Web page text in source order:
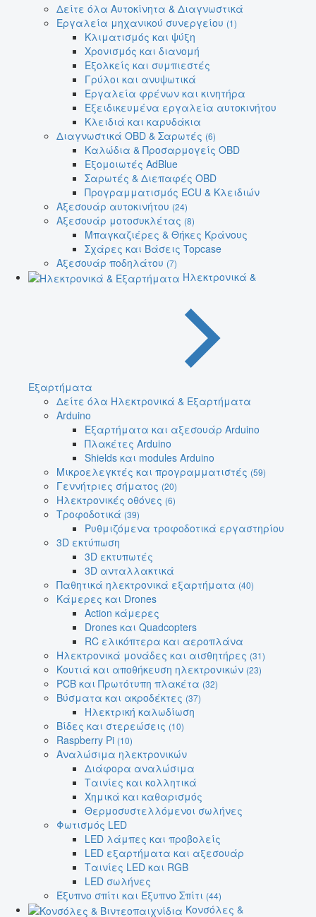
Δείτε όλα Αυτοκίνητα & Διαγνωστικά
Εργαλεία μηχανικού συνεργείου (1)
Κλιματισμός και ψύξη
Χρονισμός και διανομή
Εξολκείς και συμπιεστές
Γρύλοι και ανυψωτικά
Εργαλεία φρένων και κινητήρα
Εξειδικευμένα εργαλεία αυτοκινήτου
Κλειδιά και καρυδάκια
Διαγνωστικά OBD & Σαρωτές (6)
Καλώδια & Προσαρμογείς OBD
Εξομοιωτές AdBlue
Σαρωτές & Διεπαφές OBD
Προγραμματισμός ECU & Κλειδιών
Αξεσουάρ αυτοκινήτου (24)
Αξεσουάρ μοτοσυκλέτας (8)
Μπαγκαζιέρες & Θήκες Κράνους
Σχάρες και Βάσεις Topcase
Αξεσουάρ ποδηλάτου (7)
Ηλεκτρονικά &
Εξαρτήματα
Δείτε όλα Ηλεκτρονικά & Εξαρτήματα
Arduino
Εξαρτήματα και αξεσουάρ Arduino
Πλακέτες Arduino
Shields και modules Arduino
Μικροελεγκτές και προγραμματιστές (59)
Γεννήτριες σήματος (20)
Ηλεκτρονικές οθόνες (6)
Τροφοδοτικά (39)
Ρυθμιζόμενα τροφοδοτικά εργαστηρίου
3D εκτύπωση
3D εκτυπωτές
3D ανταλλακτικά
Παθητικά ηλεκτρονικά εξαρτήματα (40)
Κάμερες και Drones
Action κάμερες
Drones και Quadcopters
RC ελικόπτερα και αεροπλάνα
Ηλεκτρονικά μονάδες και αισθητήρες (31)
Κουτιά και αποθήκευση ηλεκτρονικών (23)
PCB και Πρωτότυπη πλακέτα (32)
Βύσματα και ακροδέκτες (37)
Ηλεκτρική καλωδίωση
Βίδες και στερεώσεις (10)
Raspberry Pi (10)
Αναλώσιμα ηλεκτρονικών
Διάφορα αναλώσιμα
Ταινίες και κολλητικά
Χημικά και καθαρισμός
Θερμοσυστελλόμενοι σωλήνες
Φωτισμός LED
LED λάμπες και προβολείς
LED εξαρτήματα και αξεσουάρ
Ταινίες LED και RGB
LED σωλήνες
Έξυπνο σπίτι και Έξυπνο Σπίτι (44)
Κονσόλες &